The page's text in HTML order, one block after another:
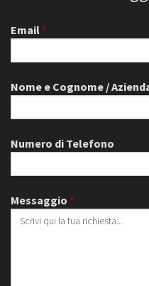
Email
Nome e Cognome /
Numero di Telefono
Messaggio